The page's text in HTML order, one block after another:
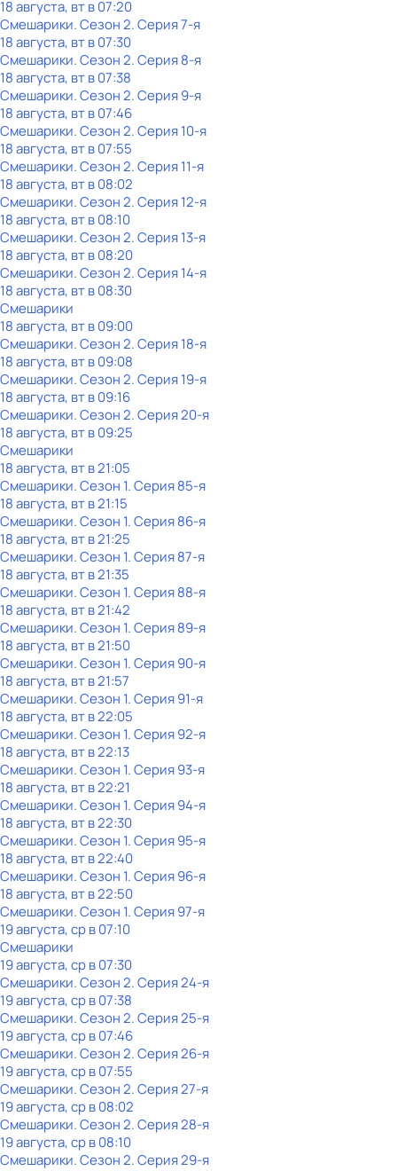
18 августа, вт в 07:20
Смешарики. Сезон 2. Серия 7-я
18 августа, вт в 07:30
Смешарики. Сезон 2. Серия 8-я
18 августа, вт в 07:38
Смешарики. Сезон 2. Серия 9-я
18 августа, вт в 07:46
Смешарики. Сезон 2. Серия 10-я
18 августа, вт в 07:55
Смешарики. Сезон 2. Серия 11-я
18 августа, вт в 08:02
Смешарики. Сезон 2. Серия 12-я
18 августа, вт в 08:10
Смешарики. Сезон 2. Серия 13-я
18 августа, вт в 08:20
Смешарики. Сезон 2. Серия 14-я
18 августа, вт в 08:30
Смешарики
18 августа, вт в 09:00
Смешарики. Сезон 2. Серия 18-я
18 августа, вт в 09:08
Смешарики. Сезон 2. Серия 19-я
18 августа, вт в 09:16
Смешарики. Сезон 2. Серия 20-я
18 августа, вт в 09:25
Смешарики
18 августа, вт в 21:05
Смешарики. Сезон 1. Серия 85-я
18 августа, вт в 21:15
Смешарики. Сезон 1. Серия 86-я
18 августа, вт в 21:25
Смешарики. Сезон 1. Серия 87-я
18 августа, вт в 21:35
Смешарики. Сезон 1. Серия 88-я
18 августа, вт в 21:42
Смешарики. Сезон 1. Серия 89-я
18 августа, вт в 21:50
Смешарики. Сезон 1. Серия 90-я
18 августа, вт в 21:57
Смешарики. Сезон 1. Серия 91-я
18 августа, вт в 22:05
Смешарики. Сезон 1. Серия 92-я
18 августа, вт в 22:13
Смешарики. Сезон 1. Серия 93-я
18 августа, вт в 22:21
Смешарики. Сезон 1. Серия 94-я
18 августа, вт в 22:30
Смешарики. Сезон 1. Серия 95-я
18 августа, вт в 22:40
Смешарики. Сезон 1. Серия 96-я
18 августа, вт в 22:50
Смешарики. Сезон 1. Серия 97-я
19 августа, ср в 07:10
Смешарики
19 августа, ср в 07:30
Смешарики. Сезон 2. Серия 24-я
19 августа, ср в 07:38
Смешарики. Сезон 2. Серия 25-я
19 августа, ср в 07:46
Смешарики. Сезон 2. Серия 26-я
19 августа, ср в 07:55
Смешарики. Сезон 2. Серия 27-я
19 августа, ср в 08:02
Смешарики. Сезон 2. Серия 28-я
19 августа, ср в 08:10
Смешарики. Сезон 2. Серия 29-я